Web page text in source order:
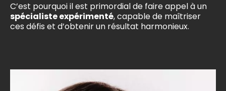
C’est pourquoi il est primordial de faire appel à un
spécialiste expérimenté, capable de maîtriser
ces défis et d’obtenir un résultat harmonieux.